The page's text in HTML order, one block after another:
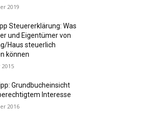
2019
Steuererklärung: Was
und Eigentümer von
Haus steuerlich
können
2015
Grundbucheinsicht
Interesse
2016